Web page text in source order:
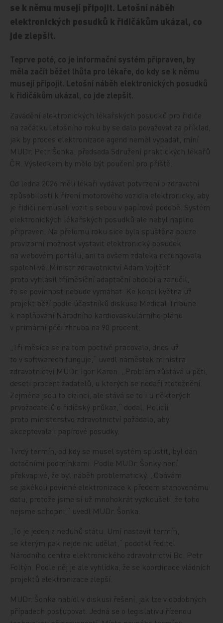
se k němu musejí připojit. Letošní náběh
elektronických posudků k řidičákům ukázal, co
jde zlepšit.
Teprve poté, co je informační systém připraven, by
měla začít běžet lhůta pro lékaře, do kdy se k němu
musejí připojit. Letošní náběh elektronických posudků
k řidičákům ukázal, co jde zlepšit.
Zavádění elektronických lékařských posudků pro řidiče
na začátku letošního roku by se dalo považovat za příklad,
jak by proces elektronizace agend neměl vypadat, míní
MUDr. Petr Šonka, předseda Sdružení praktických lékařů
ČR. Výsledkem by mělo být poučení pro příště.
Od ledna 2026 měli lékaři vydávat potvrzení o zdravotní
způsobilosti k řízení motorového vozidla elektronicky, aby
je řidiči nemuseli vozit s sebou v papírové podobě. Systém
elektronických lékařských posudků ale nebyl naplno
připraven. Na přelomu roku sice byla spuštěna pouze
provizorní možnost vystavit elektronický posudek
na webovém portálu, ani ta ovšem zdaleka nefungovala
spolehlivě. Ministr zdravotnictví Adam Vojtěch
proto vyhlásil tříměsíční adaptační období a zaručil,
že se povinnost nebude vymáhat. Ke konci května už
projekt běží podle účastníků diskuse Medical Tribune
k naplňování Národního kardiovaskulárního plánu
v primární péči zhruba na 90 procent.
„Tři měsíce se na tom poctivě pracovalo, dnes už
to v softwarech funguje,“ uvedl náměstek ministra
zdravotnictví MUDr. Igor Karen. „Problém zůstává u pěti,
deseti procent žadatelů, u kterých se nedaří ztotožnění.
Zejména jsou to cizinci, ale stává se to i u některých
prvožadatelů o řidičský průkaz,“ dodal. Policii
proto ministerstvo zdravotnictví požádalo, aby
akceptovala i papírové posudky.
Tvrdý termín, od kdy se musel systém spustit, byl dán
dotačními podmínkami. Podle MUDr. Šonky není
překvapivé, že byl náběh problematický. „Obávám
se jakékoli povinné elektronizace k předem stanovenému
datu, protože jsme si už mnohokrát vyzkoušeli, že toho
nejsme schopni,“ uvedl MUDr. Šonka.
„To je jeden z neduhů státu. Umí nastavit termín,
se kterým pak nejde nic udělat,“ podotkl ředitel
Národního centra elektronického zdravotnictví Bc. Petr
Foltýn. Podle něj je ale vyhlídka, že se koordinace vládních
projektů elektronizace zlepší.
MUDr. Šonka nabídl v diskusi řešení, jak lze v obdobných
případech postupovat. Jedná se o legislativu řízenou